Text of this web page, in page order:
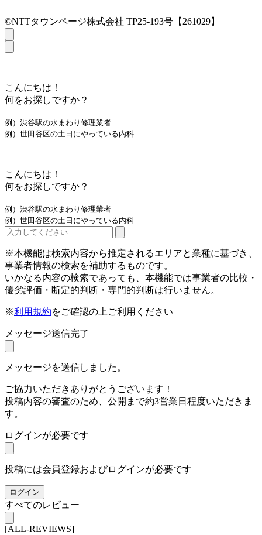
©NTTタウンページ株式会社 TP25-193号【261029】
こんにちは！
何をお探しですか？
例）渋谷駅の水まわり修理業者
例）世田谷区の土日にやっている内科
こんにちは！
何をお探しですか？
例）渋谷駅の水まわり修理業者
例）世田谷区の土日にやっている内科
※本機能は検索内容から推定されるエリアと業種に基づき、
事業者情報の検索を補助するものです。
いかなる内容の検索であっても、本機能では事業者の比較・
優劣評価・断定的判断・専門的判断は行いません。
※利用規約をご確認の上ご利用ください
メッセージ送信完了
メッセージを送信しました。
ご協力いただきありがとうございます！
投稿内容の審査のため、公開まで約3営業日程度いただきま
す。
ログインが必要です
投稿には会員登録およびログインが必要です
ログイン
すべてのレビュー
[ALL-REVIEWS]